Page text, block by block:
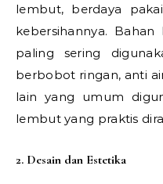
lembut, berdaya
kebersihannya.
paling sering
berbobot ringan, anti
lain yang umum
lembut yang praktis
2. Desain dan Estetika